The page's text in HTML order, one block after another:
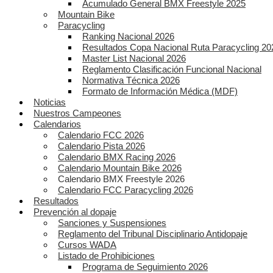
Acumulado General BMX Freestyle 2025
Mountain Bike
Paracycling
Ranking Nacional 2026
Resultados Copa Nacional Ruta Paracycling
Master List Nacional 2026
Reglamento Clasificación Funcional Nacional
Normativa Técnica 2026
Formato de Información Médica (MDF)
Noticias
Nuestros Campeones
Calendarios
Calendario FCC 2026
Calendario Pista 2026
Calendario BMX Racing 2026
Calendario Mountain Bike 2026
Calendario BMX Freestyle 2026
Calendario FCC Paracycling 2026
Resultados
Prevención al dopaje
Sanciones y Suspensiones
Reglamento del Tribunal Disciplinario Antidopaje
Cursos WADA
Listado de Prohibiciones
Programa de Seguimiento 2026